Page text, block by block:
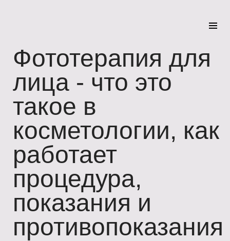
Фототерапия для
лица - что это
такое в
косметологии, как
работает
процедура,
показания и
противопоказания